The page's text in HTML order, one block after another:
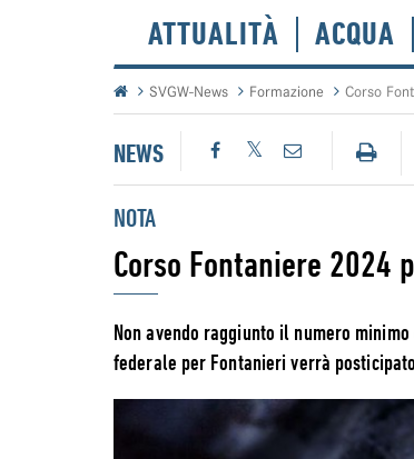
ATTUALITÀ ACQUA
SVGW-News Formazione Corso
NEWS
NOTA
Corso Fontaniere 2024
Non avendo raggiunto il numero
federale per Fontanieri verrà